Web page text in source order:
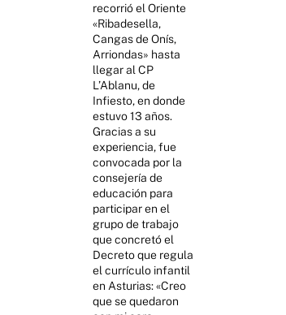
recorrió el Oriente
«Ribadesella,
Cangas de Onís,
Arriondas» hasta
llegar al CP
L’Ablanu, de
Infiesto, en donde
estuvo 13 años.
Gracias a su
experiencia, fue
convocada por la
consejería de
educación para
participar en el
grupo de trabajo
que concretó el
Decreto que regula
el currículo infantil
en Asturias: «Creo
que se quedaron